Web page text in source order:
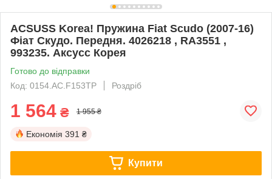
ACSUSS Korea! Пружина Fiat Scudo (2007-16)
Фіат Скудо. Передня. 4026218 , RA3551 ,
993235. Аксусс Корея
Готово до відправки
Код: 0154.AC.F153TP
Роздріб
1 564 ₴ 1 955 ₴
Економія 391 ₴
Купити